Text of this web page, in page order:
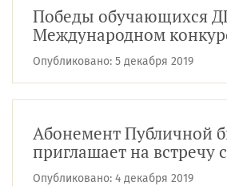
Победы обучающихся
Международном
фестивале «Уральский
Опубликовано: 5 декабря 2019
Абонемент Публичной
приглашает на
авторами
Опубликовано: 4 декабря 2019